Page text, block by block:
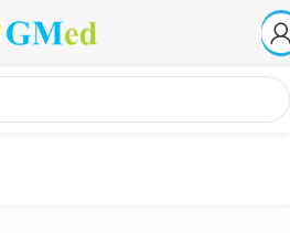
Váll- és Karortézisek